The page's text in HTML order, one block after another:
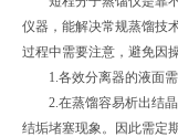
仪器，能解决常规蒸馏技
过程中需要注意，避免因
1.各效分离器的液面需
2.在蒸馏容易析出结晶
结垢堵塞现象。因此需定